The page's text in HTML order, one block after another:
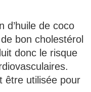
d’huile de coco
bon cholestérol
donc le risque
être utilisée pour